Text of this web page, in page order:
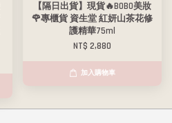
【隔日出貨】現貨🔥BOBO美妝
🌹專櫃貨 資生堂 紅妍山茶花修
護精華75ml
NT$ 2,880
加入購物車